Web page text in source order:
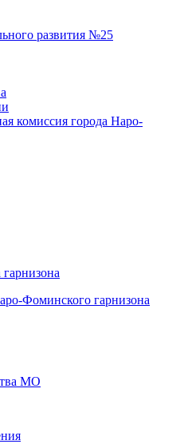
развития №25
комиссия города Наро-
Фоминского гарнизона
МО